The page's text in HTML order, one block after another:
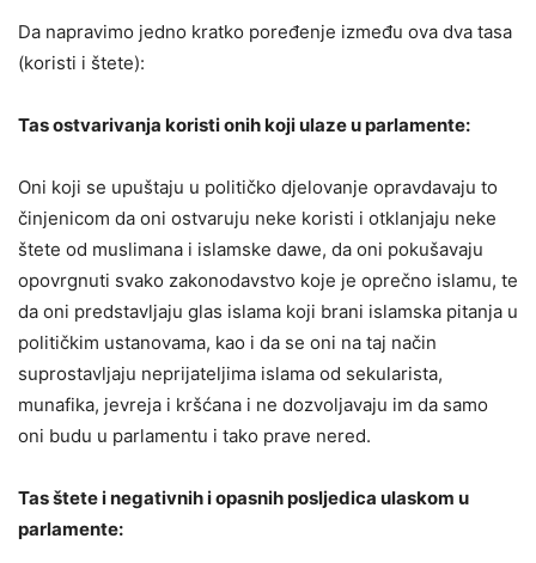
Da napravimo jedno kratko poređenje između ova dva tasa
(koristi i štete):
Tas ostvarivanja koristi onih koji ulaze u parlamente:
Oni koji se upuštaju u političko djelovanje opravdavaju to
činjenicom da oni ostvaruju neke koristi i otklanjaju neke
štete od muslimana i islamske dawe, da oni pokušavaju
opovrgnuti svako zakonodavstvo koje je oprečno islamu, te
da oni predstavljaju glas islama koji brani islamska pitanja u
političkim ustanovama, kao i da se oni na taj način
suprostavljaju neprijateljima islama od sekularista,
munafika, jevreja i kršćana i ne dozvoljavaju im da samo
oni budu u parlamentu i tako prave nered.
Tas štete i negativnih i opasnih posljedica ulaskom u
parlamente: